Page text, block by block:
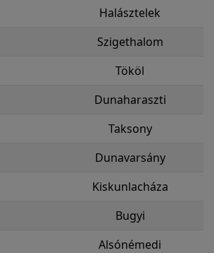
Halásztelek
Szigethalom
Tököl
Dunaharaszti
Taksony
Dunavarsány
Kiskunlacháza
Bugyi
Alsónémedi